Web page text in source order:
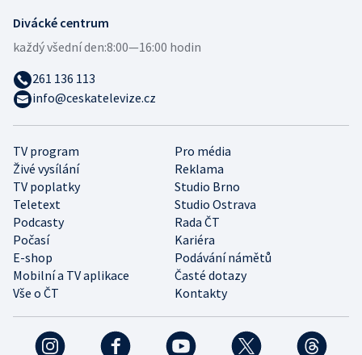
TV program
Pro média
Živé vysílání
Reklama
TV poplatky
Studio Brno
Teletext
Studio Ostrava
Podcasty
Rada ČT
Počasí
Kariéra
E-shop
Podávání námětů
Mobilní a TV aplikace
Časté dotazy
Vše o ČT
Kontakty
Divácké centrum
každý všední den:8:00—16:00 hodin
261 136 113
info@ceskatelevize.cz